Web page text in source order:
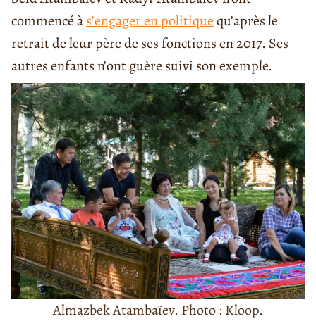
commencé às’engager en politiquequ’après le
retrait de leur père de ses fonctions en 2017. Ses
autres enfants n’ont guère suivi son exemple.
Almazbek Atambaïev. Photo : Kloop.